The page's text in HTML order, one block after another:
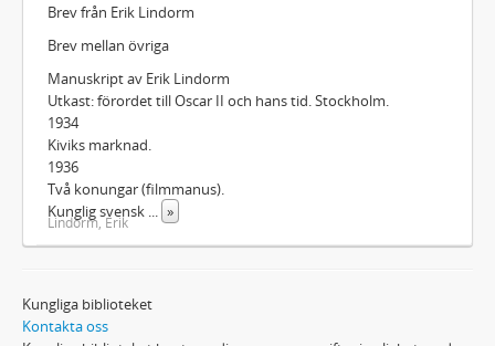
Brev från Erik Lindorm
Brev mellan övriga
Manuskript av Erik Lindorm
Utkast: förordet till Oscar II och hans tid. Stockholm.
1934
Kiviks marknad.
1936
Två konungar (filmmanus).
Kunglig svensk
»
Lindorm, Erik
Kungliga biblioteket
Kontakta oss